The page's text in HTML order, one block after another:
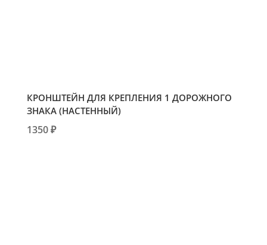
КРОНШТЕЙН ДЛЯ КРЕПЛЕНИЯ 1 ДОРОЖНОГО
ЗНАКА (НАСТЕННЫЙ)
1350 ₽